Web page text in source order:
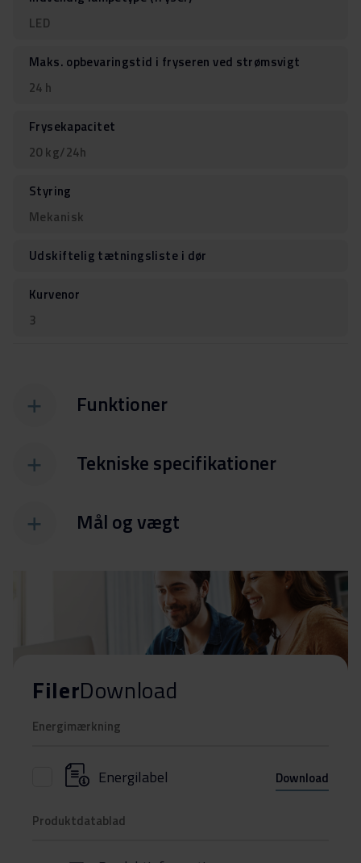
LED
Maks. opbevaringstid i fryseren ved strømsvigt
24 h
Frysekapacitet
20 kg/24h
Styring
Mekanisk
Udskiftelig tætningsliste i dør
Kurvenor
3
Funktioner
Tekniske specifikationer
Mål og vægt
FilerDownload
Energimærkning
Energilabel Download
Produktdatablad